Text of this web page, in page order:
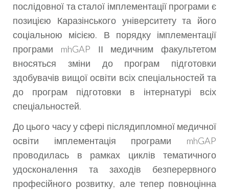
послідовної та сталої імплементації програми є
позицією Каразінського університету та його
соціальною місією. В порядку імплементації
програми mhGAP ІІ медичним факультетом
вносяться зміни до програм підготовки
здобувачів вищої освіти всіх спеціальностей та
до програм підготовки в інтернатурі всіх
спеціальностей.
До цього часу у сфері післядипломної медичної
освіти імплементація програми mhGAP
проводилась в рамках циклів тематичного
удосконалення та заходів безперервного
професійного розвитку, але тепер повноцінна